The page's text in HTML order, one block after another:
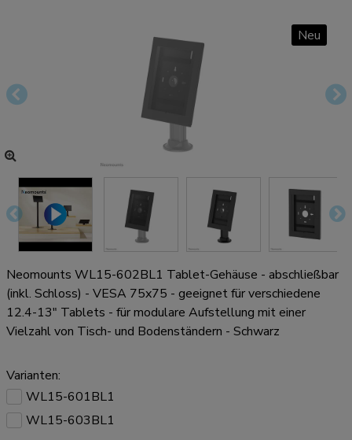
Neu
Neomounts WL15-602BL1 Tablet-Gehäuse - abschließbar
(inkl. Schloss) - VESA 75x75 - geeignet für verschiedene
12.4-13" Tablets - für modulare Aufstellung mit einer
Vielzahl von Tisch- und Bodenständern - Schwarz
Varianten:
WL15-601BL1
WL15-603BL1